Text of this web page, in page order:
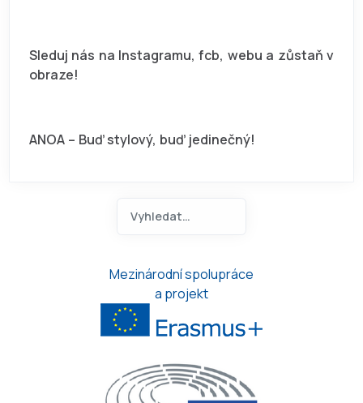
Mezinárodní spolupráce
a projekt
Sleduj nás na Instagramu, fcb, webu a zůstaň v
obraze!
ANOA – Buď stylový, buď jedinečný!